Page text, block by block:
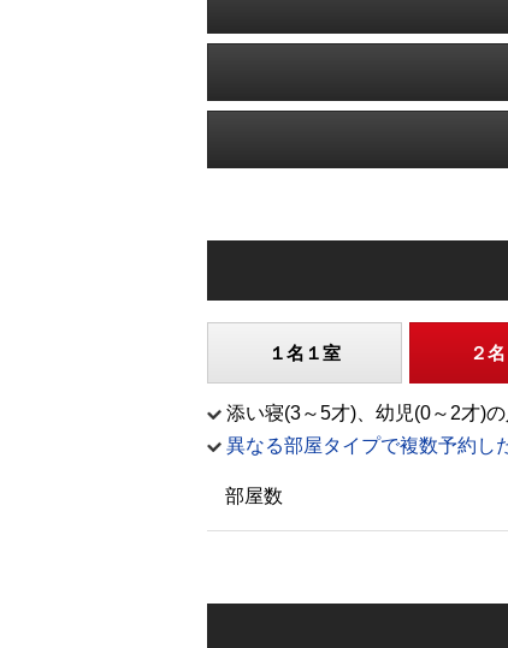
１名１室 ２
添い寝(3～5才)、幼児(0～2才)
異なる部屋タイプで複数予約し
部屋数